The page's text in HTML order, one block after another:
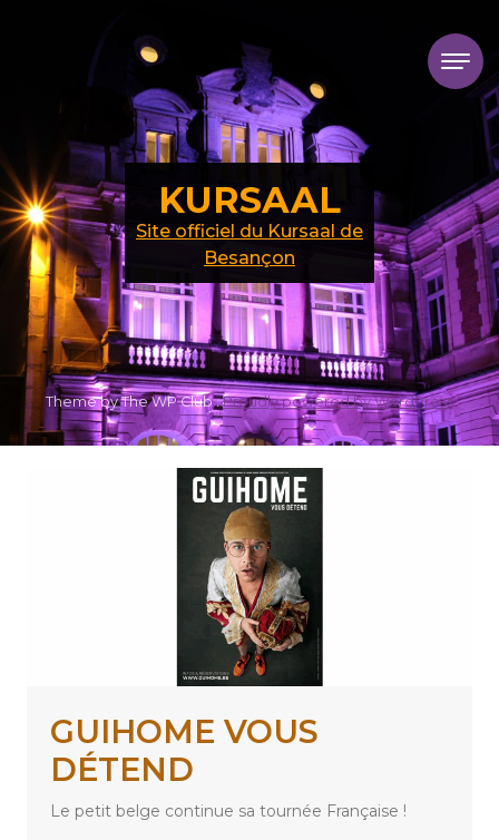
GUIHOME VOUS
DÉTEND
Le petit belge continue sa tournée Française !
KURSAAL
Site officiel du Kursaal de
Besançon
Theme by The WP Club .Proudly powered by WordPress